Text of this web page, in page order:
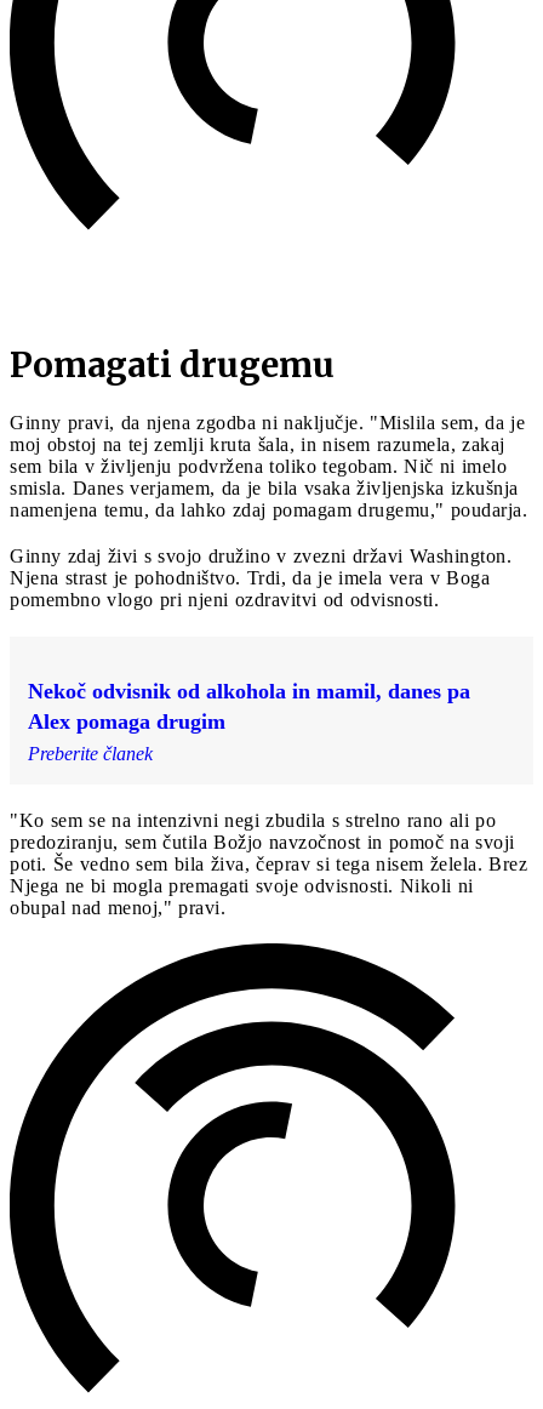
Pomagati drugemu
Ginny pravi, da njena zgodba ni naključje. "Mislila sem, da je
moj obstoj na tej zemlji kruta šala, in nisem razumela, zakaj
sem bila v življenju podvržena toliko tegobam. Nič ni imelo
smisla. Danes verjamem, da je bila vsaka življenjska izkušnja
namenjena temu, da lahko zdaj pomagam drugemu," poudarja.
Ginny zdaj živi s svojo družino v zvezni državi Washington.
Njena strast je pohodništvo. Trdi, da je imela vera v Boga
pomembno vlogo pri njeni ozdravitvi od odvisnosti.
Nekoč odvisnik od alkohola in mamil, danes pa
Alex pomaga drugim
Preberite članek
"Ko sem se na intenzivni negi zbudila s strelno rano ali po
predoziranju, sem čutila Božjo navzočnost in pomoč na svoji
poti. Še vedno sem bila živa, čeprav si tega nisem želela. Brez
Njega ne bi mogla premagati svoje odvisnosti. Nikoli ni
obupal nad menoj," pravi.